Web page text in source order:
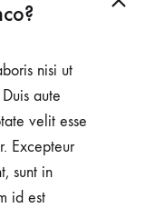
nisi ut
aute
velit esse
Excepteur
sunt in
id est